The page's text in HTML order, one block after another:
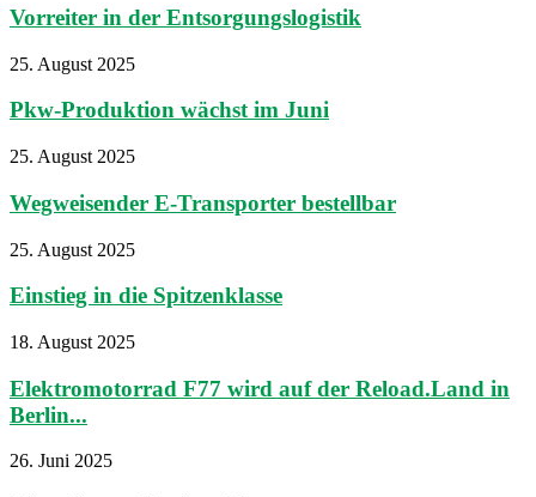
Vorreiter in der Entsorgungslogistik
25. August 2025
Pkw-Produktion wächst im Juni
25. August 2025
Wegweisender E-Transporter bestellbar
25. August 2025
Einstieg in die Spitzenklasse
18. August 2025
Elektromotorrad F77 wird auf der Reload.Land in
Berlin...
26. Juni 2025